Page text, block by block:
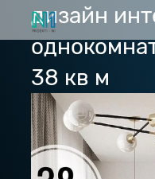
дизайн
38 кв м